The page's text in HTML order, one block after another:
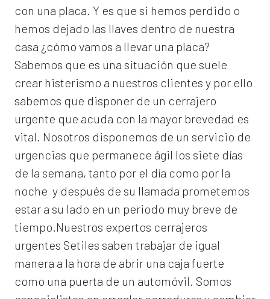
con una placa. Y es que si hemos perdido o
hemos dejado las llaves dentro de nuestra
casa ¿cómo vamos a llevar una placa?
Sabemos que es una situación que suele
crear histerismo a nuestros clientes y por ello
sabemos que disponer de un cerrajero
urgente que acuda con la mayor brevedad es
vital. Nosotros disponemos de un servicio de
urgencias que permanece ágil los siete días
de la semana, tanto por el día como por la
noche y después de su llamada prometemos
estar a su lado en un periodo muy breve de
tiempo.Nuestros expertos cerrajeros
urgentes Setiles saben trabajar de igual
manera a la hora de abrir una caja fuerte
como una puerta de un automóvil. Somos